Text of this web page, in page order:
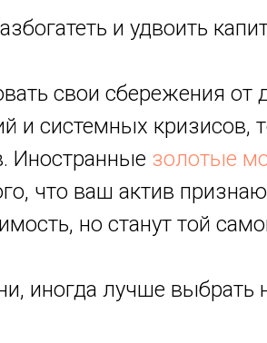
и удвоить
свои сбережения от
и системных кризисов,
Иностранные золотые
что ваш актив
но станут той
иногда лучше выбрать